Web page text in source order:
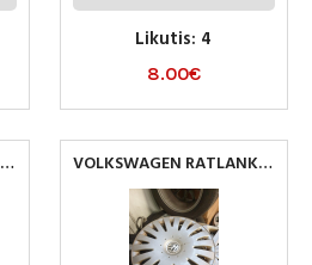
Likutis: 4
8.00€
VOLKSWAGEN RATLANKIU
GAUBTAI R16